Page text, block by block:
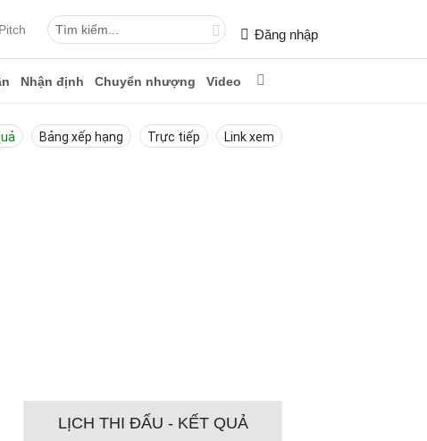
Đăng nhập
Nhận định Chuyển nhượng Video
Bảng xếp hạng Trực tiếp Link xem
LỊCH THI ĐẤU - KẾT QUẢ